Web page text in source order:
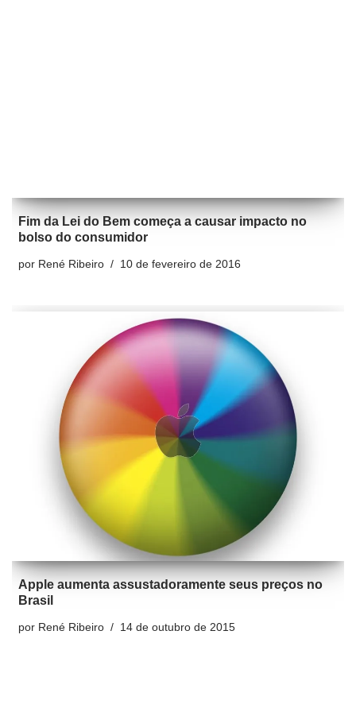
Fim da Lei do Bem começa a causar impacto no
bolso do consumidor
por René Ribeiro 10 de fevereiro de 2016
Apple aumenta assustadoramente seus preços no
Brasil
por René Ribeiro 14 de outubro de 2015